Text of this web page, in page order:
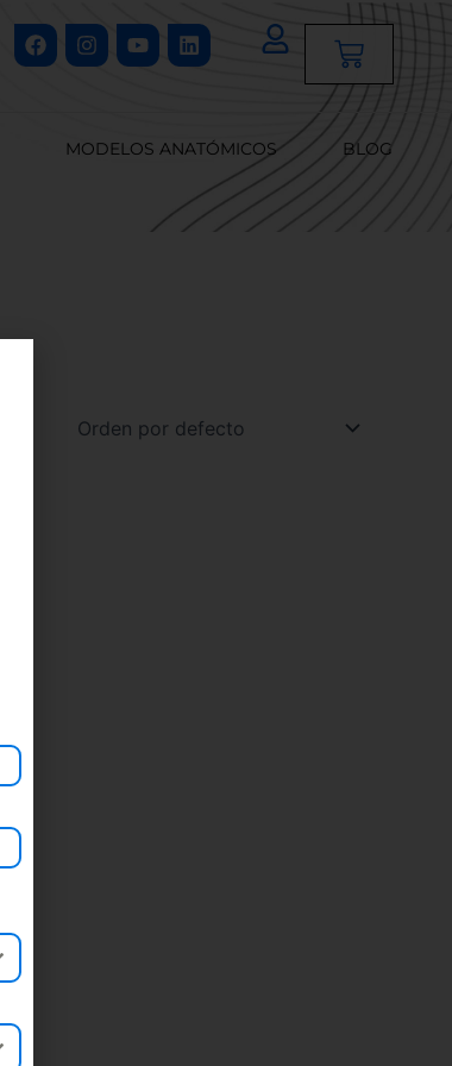
FacebookInstagram
YoutubeLinkedin
Cart
MODELOS ANATÓMICOS BLOG